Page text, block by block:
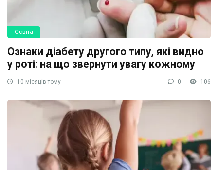
Освіта
Ознаки діабету другого типу, які видно
у роті: на що звернути увагу кожному
10 місяців тому 0 106